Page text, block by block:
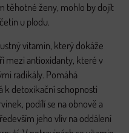
těhotné ženy, mohlo by dojít
u plodu.
vitamin, který dokáže
mezi antioxidanty, které v
radikály. Pomáhá
k detoxikační schopnosti
podílí se na obnově a
jeho vliv na oddálení